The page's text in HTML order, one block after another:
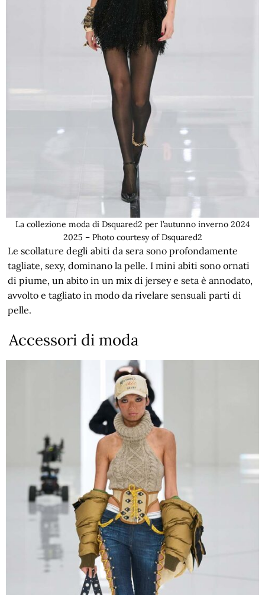
La collezione moda di Dsquared2 per l’autunno inverno 2024
2025 – Photo courtesy of Dsquared2
Le scollature degli abiti da sera sono profondamente
tagliate, sexy, dominano la pelle. I mini abiti sono ornati
di piume, un abito in un mix di jersey e seta è annodato,
avvolto e tagliato in modo da rivelare sensuali parti di
pelle.
Accessori di moda